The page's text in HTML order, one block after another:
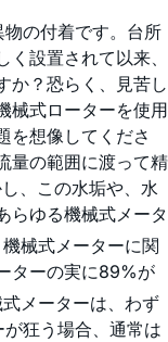
の付着です。台所
設置されて以来、
か？恐らく、見苦し
械式ローターを使用
を想像してくださ
量の範囲に渡って精
、この水垢や、水
らゆる機械式メータ
械式メーターに関
ターの実に89%が
メーターは、わず
狂う場合、通常は